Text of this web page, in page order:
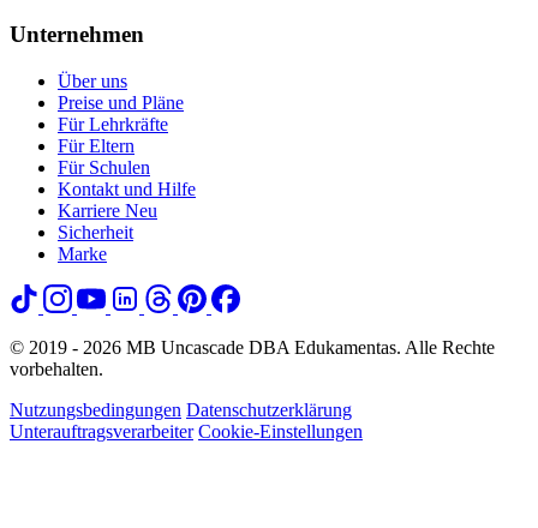
Unternehmen
Über uns
Preise und Pläne
Für Lehrkräfte
Für Eltern
Für Schulen
Kontakt und Hilfe
Karriere Neu
Sicherheit
Marke
© 2019 - 2026 MB Uncascade DBA Edukamentas. Alle Rechte
vorbehalten.
Nutzungsbedingungen Datenschutzerklärung
Unterauftragsverarbeiter Cookie-Einstellungen